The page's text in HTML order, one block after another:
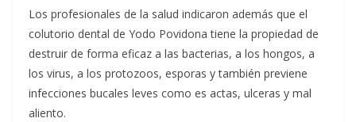
Los profesionales de la salud indicaron además que el
colutorio dental de Yodo Povidona tiene la propiedad de
destruir de forma eficaz a las bacterias, a los hongos, a
los virus, a los protozoos, esporas y también previene
infecciones bucales leves como es actas, ulceras y mal
aliento.